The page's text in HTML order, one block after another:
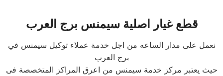
قطع غيار اصليةسيمنس برج العرب
نعمل على مدار الساعه من اجل خدمة عملاء توكيل سيمنس في
برج العرب
حيث يعتبر مركز خدمة سيمنس من اعرق المراكز المتخصصة فى